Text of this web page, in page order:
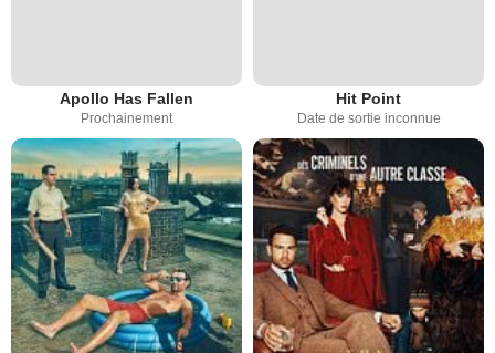
Apollo Has Fallen
Prochainement
Hit Point
Date de sortie inconnue